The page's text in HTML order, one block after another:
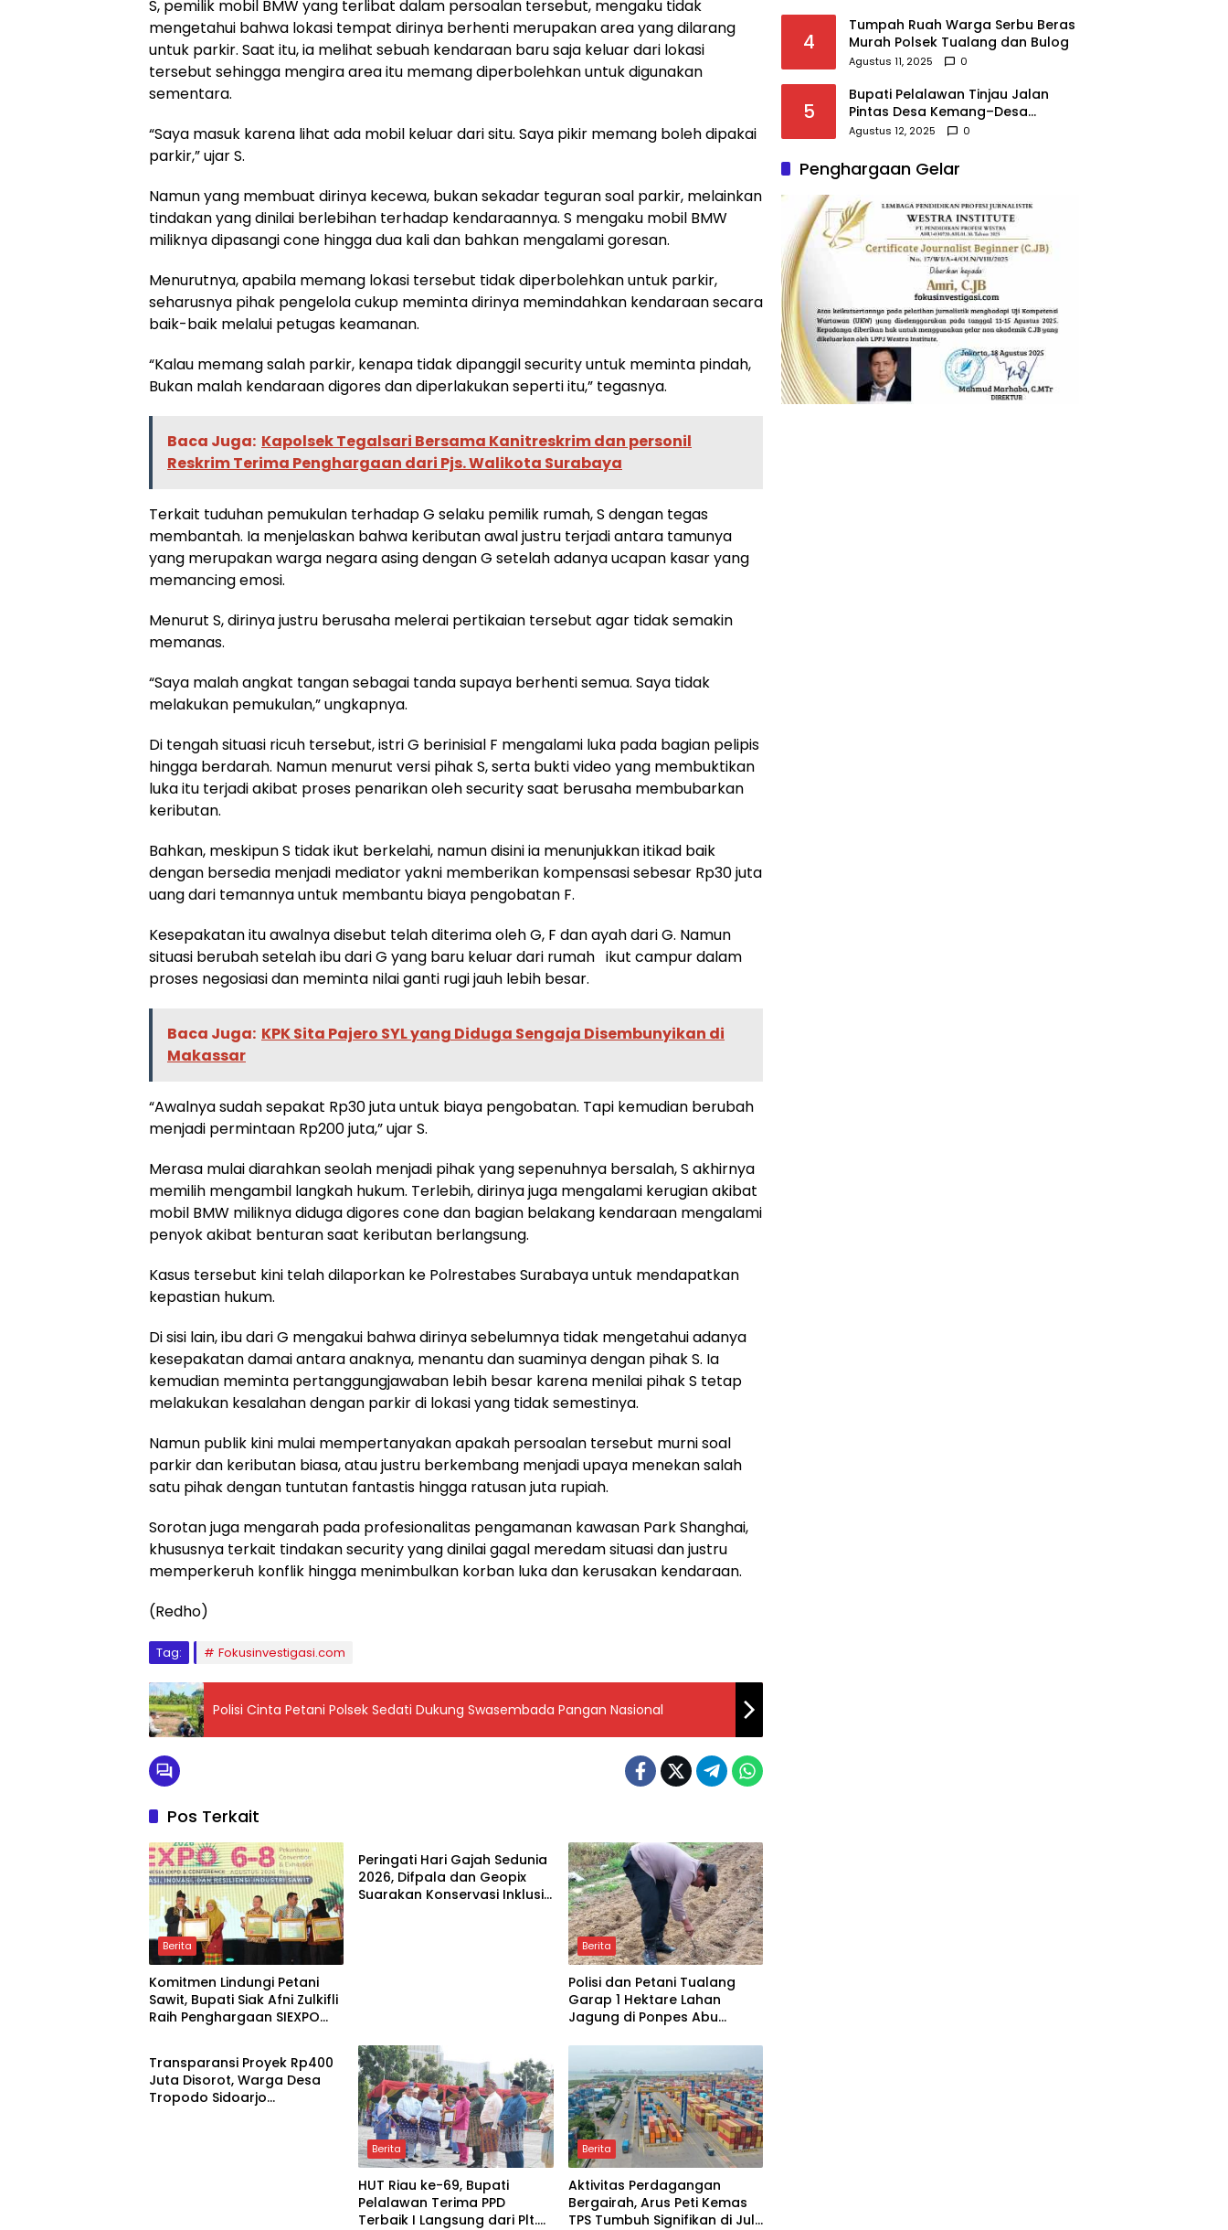
S, pemilik mobil BMW yang terlibat dalam persoalan tersebut, mengaku tidak
mengetahui bahwa lokasi tempat dirinya berhenti merupakan area yang dilarang
untuk parkir. Saat itu, ia melihat sebuah kendaraan baru saja keluar dari lokasi
tersebut sehingga mengira area itu memang diperbolehkan untuk digunakan
sementara.
“Saya masuk karena lihat ada mobil keluar dari situ. Saya pikir memang boleh dipakai
parkir,” ujar S.
Namun yang membuat dirinya kecewa, bukan sekadar teguran soal parkir, melainkan
tindakan yang dinilai berlebihan terhadap kendaraannya. S mengaku mobil BMW
miliknya dipasangi cone hingga dua kali dan bahkan mengalami goresan.
Menurutnya, apabila memang lokasi tersebut tidak diperbolehkan untuk parkir,
seharusnya pihak pengelola cukup meminta dirinya memindahkan kendaraan secara
baik-baik melalui petugas keamanan.
“Kalau memang salah parkir, kenapa tidak dipanggil security untuk meminta pindah,
Bukan malah kendaraan digores dan diperlakukan seperti itu,” tegasnya.
Baca Juga: Kapolsek Tegalsari Bersama Kanitreskrim dan personil
Reskrim Terima Penghargaan dari Pjs. Walikota Surabaya
Terkait tuduhan pemukulan terhadap G selaku pemilik rumah, S dengan tegas
membantah. Ia menjelaskan bahwa keributan awal justru terjadi antara tamunya
yang merupakan warga negara asing dengan G setelah adanya ucapan kasar yang
memancing emosi.
Menurut S, dirinya justru berusaha melerai pertikaian tersebut agar tidak semakin
memanas.
“Saya malah angkat tangan sebagai tanda supaya berhenti semua. Saya tidak
melakukan pemukulan,” ungkapnya.
Di tengah situasi ricuh tersebut, istri G berinisial F mengalami luka pada bagian pelipis
hingga berdarah. Namun menurut versi pihak S, serta bukti video yang membuktikan
luka itu terjadi akibat proses penarikan oleh security saat berusaha membubarkan
keributan.
Bahkan, meskipun S tidak ikut berkelahi, namun disini ia menunjukkan itikad baik
dengan bersedia menjadi mediator yakni memberikan kompensasi sebesar Rp30 juta
uang dari temannya untuk membantu biaya pengobatan F.
Kesepakatan itu awalnya disebut telah diterima oleh G, F dan ayah dari G. Namun
situasi berubah setelah ibu dari G yang baru keluar dari rumah ikut campur dalam
proses negosiasi dan meminta nilai ganti rugi jauh lebih besar.
Baca Juga: KPK Sita Pajero SYL yang Diduga Sengaja Disembunyikan di
Makassar
“Awalnya sudah sepakat Rp30 juta untuk biaya pengobatan. Tapi kemudian berubah
menjadi permintaan Rp200 juta,” ujar S.
Merasa mulai diarahkan seolah menjadi pihak yang sepenuhnya bersalah, S akhirnya
memilih mengambil langkah hukum. Terlebih, dirinya juga mengalami kerugian akibat
mobil BMW miliknya diduga digores cone dan bagian belakang kendaraan mengalami
penyok akibat benturan saat keributan berlangsung.
Kasus tersebut kini telah dilaporkan ke Polrestabes Surabaya untuk mendapatkan
kepastian hukum.
Di sisi lain, ibu dari G mengakui bahwa dirinya sebelumnya tidak mengetahui adanya
kesepakatan damai antara anaknya, menantu dan suaminya dengan pihak S. Ia
kemudian meminta pertanggungjawaban lebih besar karena menilai pihak S tetap
melakukan kesalahan dengan parkir di lokasi yang tidak semestinya.
Namun publik kini mulai mempertanyakan apakah persoalan tersebut murni soal
parkir dan keributan biasa, atau justru berkembang menjadi upaya menekan salah
satu pihak dengan tuntutan fantastis hingga ratusan juta rupiah.
Sorotan juga mengarah pada profesionalitas pengamanan kawasan Park Shanghai,
khususnya terkait tindakan security yang dinilai gagal meredam situasi dan justru
memperkeruh konflik hingga menimbulkan korban luka dan kerusakan kendaraan.
(Redho)
Tag: Fokusinvestigasi.com
Polisi Cinta Petani Polsek Sedati Dukung Swasembada Pangan Nasional
Pos Terkait
Berita
Komitmen Lindungi Petani
Sawit, Bupati Siak Afni Zulkifli
Raih Penghargaan SIEXPO
Peringati Hari Gajah Sedunia
2026, Difpala dan Geopix
Suarakan Konservasi Inklusif
Berita
Polisi dan Petani Tualang
Garap 1 Hektare Lahan
Jagung di Ponpes Abu
Berita
Transparansi Proyek Rp400
Juta Disorot, Warga Desa
Tropodo Sidoarjo
Berita
HUT Riau ke-69, Bupati
Pelalawan Terima PPD
Terbaik I Langsung dari Plt.
Berita
Aktivitas Perdagangan
Bergairah, Arus Peti Kemas
TPS Tumbuh Signifikan di Juli
4
Tumpah Ruah Warga Serbu Beras
Murah Polsek Tualang dan Bulog
Agustus 11, 2025 0
5
Bupati Pelalawan Tinjau Jalan
Pintas Desa Kemang–Desa
Meranti, Perusahaan Diminta
Agustus 12, 2025 0
Penghargaan Gelar